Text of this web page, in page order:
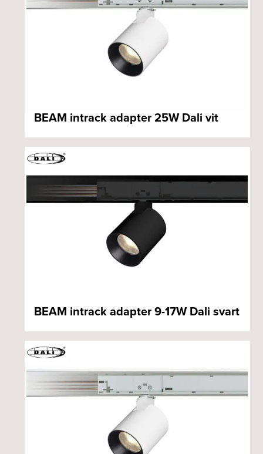
BEAM intrack adapter 25W Dali vit
BEAM intrack adapter 9-17W Dali svart